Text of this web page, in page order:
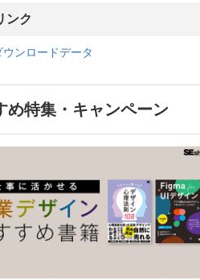
ンク
ウンロードデータ
め特集・キャンペーン